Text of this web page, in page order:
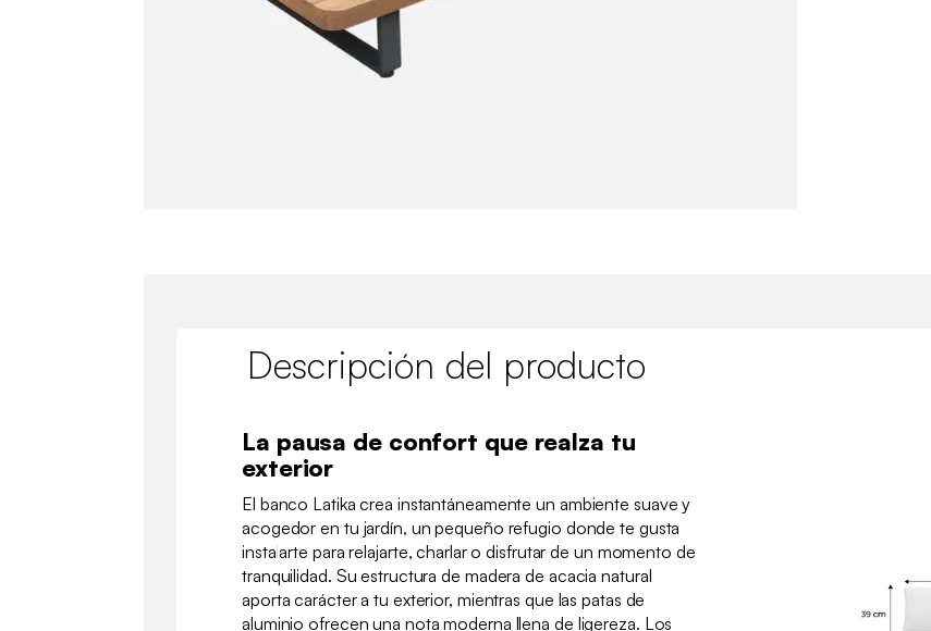
Descripción del producto
La pausa de confort que realza tu
exterior
El banco Latika crea instantáneamente un ambiente suave y
acogedor en tu jardín, un pequeño refugio donde te gusta
instalarte para relajarte, charlar o disfrutar de un momento de
tranquilidad. Su estructura de madera de acacia natural
aporta carácter a tu exterior, mientras que las patas de
aluminio ofrecen una nota moderna llena de ligereza. Los